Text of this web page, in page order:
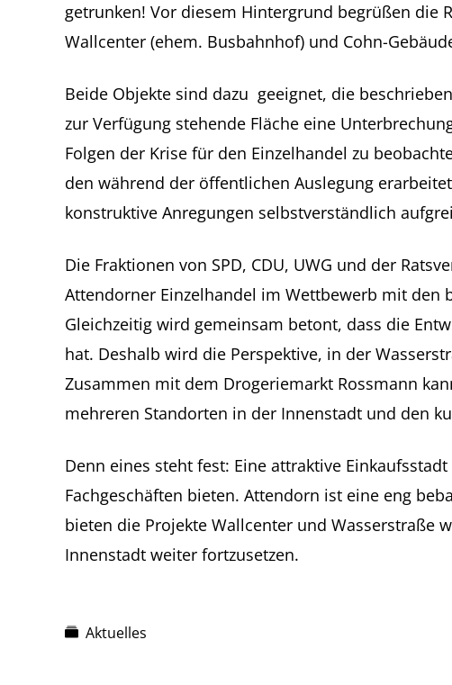
getrunken! Vor diesem Hintergrund begrüßen die
Wallcenter (ehem. Busbahnhof) und Cohn-
Beide Objekte sind dazu geeignet, die
zur Verfügung stehende Fläche eine
Folgen der Krise für den Einzelhandel zu
den während der öffentlichen Auslegung
konstruktive Anregungen selbstverständlich
Die Fraktionen von SPD, CDU, UWG und der
Attendorner Einzelhandel im Wettbewerb mit den
Gleichzeitig wird gemeinsam betont, dass die
hat. Deshalb wird die Perspektive, in der
Zusammen mit dem Drogeriemarkt Rossmann
mehreren Standorten in der Innenstadt und den
Denn eines steht fest: Eine attraktive
Fachgeschäften bieten. Attendorn ist eine eng
bieten die Projekte Wallcenter und Wasserstraße
Innenstadt weiter fortzusetzen.
Aktuelles